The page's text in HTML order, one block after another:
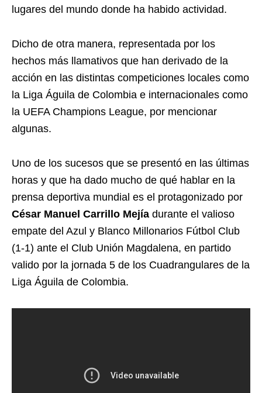
lugares del mundo donde ha habido actividad.
Dicho de otra manera, representada por los
hechos más llamativos que han derivado de la
acción en las distintas competiciones locales como
la Liga Águila de Colombia e internacionales como
la UEFA Champions League, por mencionar
algunas.
Uno de los sucesos que se presentó en las últimas
horas y que ha dado mucho de qué hablar en la
prensa deportiva mundial es el protagonizado por
César Manuel Carrillo Mejía durante el valioso
empate del Azul y Blanco Millonarios Fútbol Club
(1-1) ante el Club Unión Magdalena, en partido
valido por la jornada 5 de los Cuadrangulares de la
Liga Águila de Colombia.